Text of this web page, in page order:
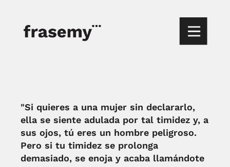
"Si quieres a una mujer sin declararlo,
ella se siente adulada por tal timidez y, a
sus ojos, tú eres un hombre peligroso.
Pero si tu timidez se prolonga
demasiado, se enoja y acaba llamándote